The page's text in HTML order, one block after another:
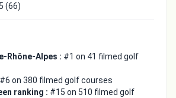
(66)
Rhône-Alpes : #1 on 41 filmed golf
#6 on 380 filmed golf courses
ranking : #15 on 510 filmed golf